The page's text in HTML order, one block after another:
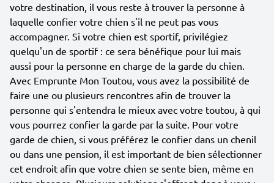
votre destination, il vous reste à trouver la personne à
laquelle confier votre chien s'il ne peut pas vous
accompagner. Si votre chien est sportif, privilégiez
quelqu'un de sportif : ce sera bénéfique pour lui mais
aussi pour la personne en charge de la garde du chien.
Avec Emprunte Mon Toutou, vous avez la possibilité de
faire une ou plusieurs rencontres afin de trouver la
personne qui s'entendra le mieux avec votre toutou, à qui
vous pourrez confier la garde par la suite. Pour votre
garde de chien, si vous préférez le confier dans un chenil
ou dans une pension, il est important de bien sélectionner
cet endroit afin que votre chien se sente bien, même en